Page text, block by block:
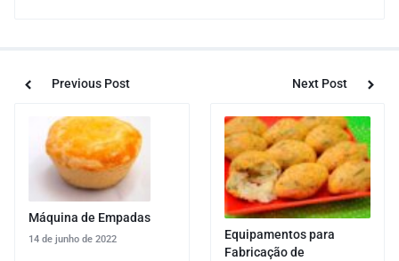
Previous Post Next Post
Máquina de Empadas
14 de junho de 2022
Equipamentos para
Fabricação de